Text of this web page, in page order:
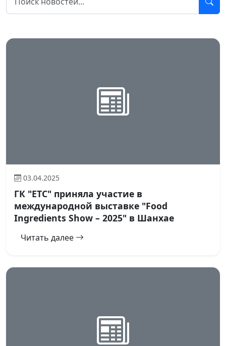
03.04.2025
ГК "ЕТС" приняла участие в
международной выставке "Food
Ingredients Show – 2025" в Шанхае
Читать далее